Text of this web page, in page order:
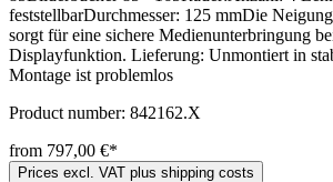
feststellbarDurchmesser: 125 mmDie
sorgt für eine sichere Medienunterbringung
Displayfunktion. Lieferung: Unmontiert in
Montage ist problemlos
Product number: 842162.X
from 797,00 €*
Prices excl. VAT plus shipping costs